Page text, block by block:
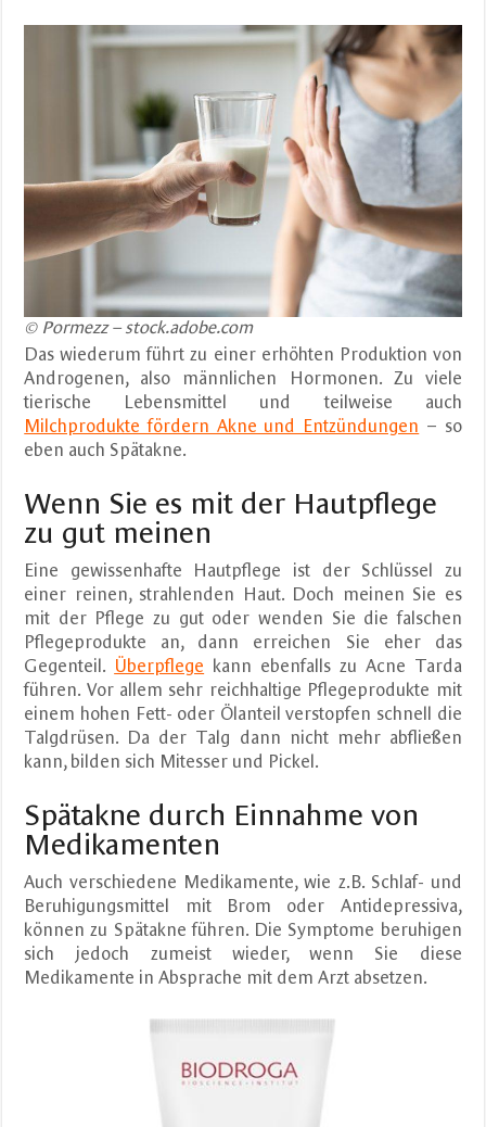
© Pormezz – stock.adobe.com
Das wiederum führt zu einer erhöhten Produktion von
Androgenen, also männlichen Hormonen. Zu viele
tierische Lebensmittel und teilweise auch
Milchprodukte fördern Akne und Entzündungen – so
eben auch Spätakne.
Wenn Sie es mit der Hautpflege
zu gut meinen
Eine gewissenhafte Hautpflege ist der Schlüssel zu
einer reinen, strahlenden Haut. Doch meinen Sie es
mit der Pflege zu gut oder wenden Sie die falschen
Pflegeprodukte an, dann erreichen Sie eher das
Gegenteil. Überpflege kann ebenfalls zu Acne Tarda
führen. Vor allem sehr reichhaltige Pflegeprodukte mit
einem hohen Fett- oder Ölanteil verstopfen schnell die
Talgdrüsen. Da der Talg dann nicht mehr abfließen
kann, bilden sich Mitesser und Pickel.
Spätakne durch Einnahme von
Medikamenten
Auch verschiedene Medikamente, wie z.B. Schlaf- und
Beruhigungsmittel mit Brom oder Antidepressiva,
können zu Spätakne führen. Die Symptome beruhigen
sich jedoch zumeist wieder, wenn Sie diese
Medikamente in Absprache mit dem Arzt absetzen.